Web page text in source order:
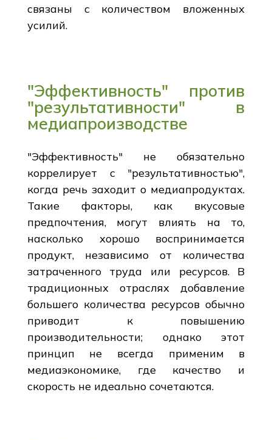
связаны с количеством вложенных
усилий.
"Эффективность" против
"результативности" в
медиапроизводстве
"Эффективность" не обязательно
коррелирует с "результативностью",
когда речь заходит о медиапродуктах.
Такие факторы, как вкусовые
предпочтения, могут влиять на то,
насколько хорошо воспринимается
продукт, независимо от количества
затраченного труда или ресурсов. В
традиционных отраслях добавление
большего количества ресурсов обычно
приводит к повышению
производительности; однако этот
принцип не всегда применим в
медиаэкономике, где качество и
скорость не идеально сочетаются.